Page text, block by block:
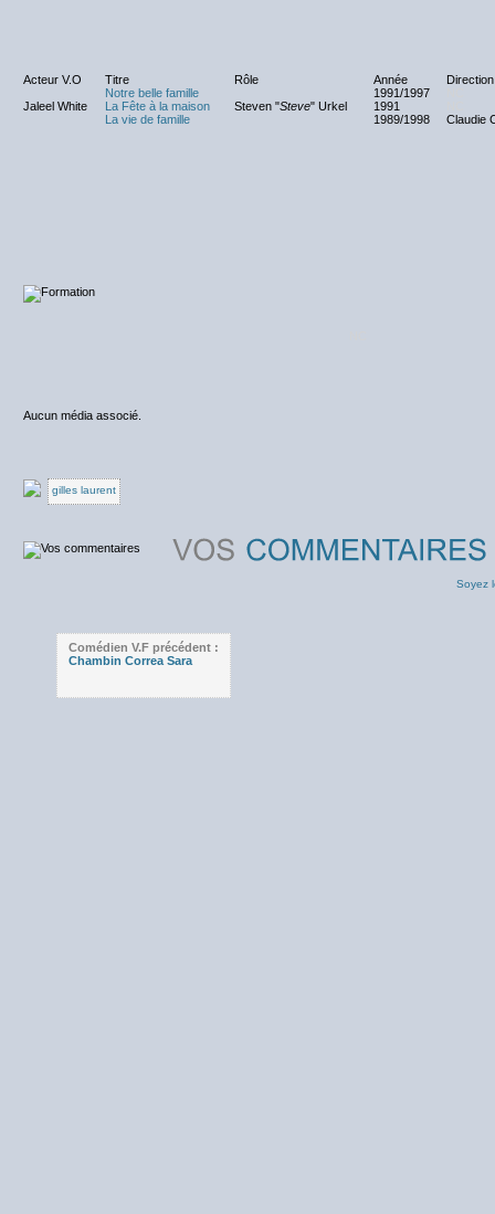
Acteur V.O Titre Rôle Année
Jaleel White
Notre belle famille
Steven "Steve" Urkel
1991/1997
La Fête à la maison
1991
La vie de famille
1989/1998 Claudie
Aucun média associé.
gilles laurent
Soyez
Comédien V.F précédent :
Chambin Correa Sara